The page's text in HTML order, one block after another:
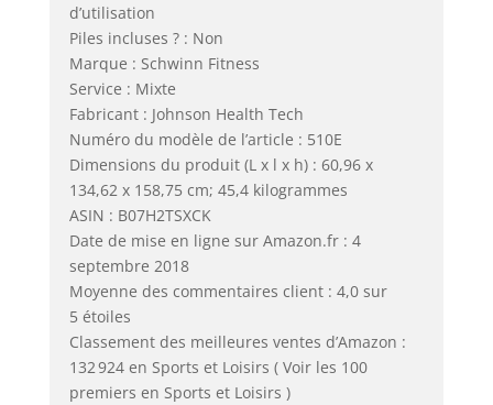
d’utilisation
Piles incluses ? : Non
Marque : Schwinn Fitness
Service : Mixte
Fabricant : Johnson Health Tech
Numéro du modèle de l’article : 510E
Dimensions du produit (L x l x h) : 60,96 x
134,62 x 158,75 cm; 45,4 kilogrammes
ASIN : B07H2TSXCK
Date de mise en ligne sur Amazon.fr : 4
septembre 2018
Moyenne des commentaires client : 4,0 sur
5 étoiles
Classement des meilleures ventes d’Amazon :
132 924 en Sports et Loisirs ( Voir les 100
premiers en Sports et Loisirs )